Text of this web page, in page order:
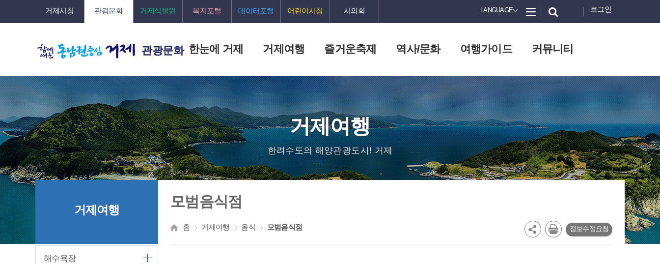
거제시청 관광문화 거제식물원 복지포털 데이터포털 어린이시청 시의회 LANGUAGE 로그인
관광문화 한눈에 거제 거제여행 즐거운축제 역사/문화 여행가이드 커뮤니티
거제여행
한려수도의 해양관광도시! 거제
거제여행
해수욕장
모범음식점
홈 거제여행 음식 모범음식점 정보수정요청